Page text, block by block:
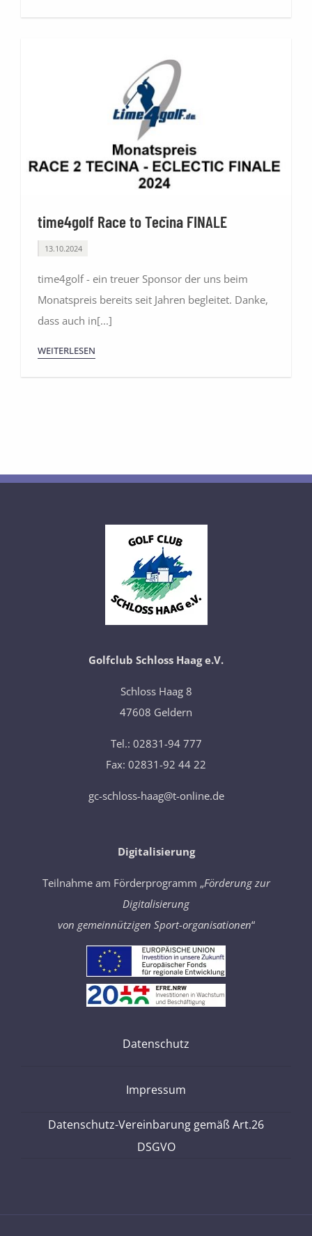
time4golf Race to Tecina FINALE
13.10.2024
time4golf - ein treuer Sponsor der uns beim
Monatspreis bereits seit Jahren begleitet. Danke,
dass auch in[...]
WEITERLESEN
Golfclub Schloss Haag e.V.
​Schloss Haag 8
47608 Geldern
Tel.: 02831-94 777
Fax: 02831-92 44 22
gc-schloss-haag@t-online.de
Digitalisierung
Teilnahme am Förderprogramm „Förderung zur
Digitalisierung
von gemeinnützigen Sport-organisationen“
Datenschutz
Impressum
Datenschutz-Vereinbarung gemäß Art.26
DSGVO